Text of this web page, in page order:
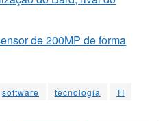
de 200MP de forma
software tecnologia TI